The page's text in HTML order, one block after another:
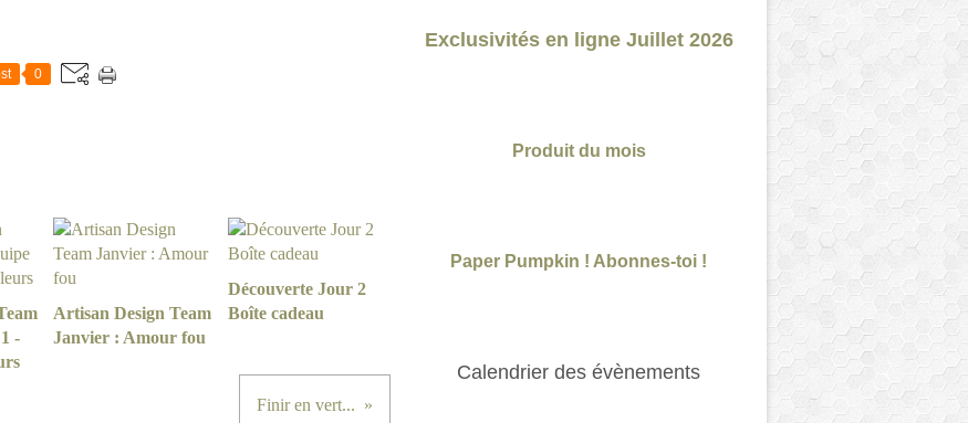
0
-
Artisan Design Team
Janvier : Amour fou
Découverte Jour 2
Boîte cadeau
Finir en vert...
Exclusivités en ligne Juillet 2026
Produit du mois
Paper Pumpkin ! Abonnes-toi !
Calendrier des évènements